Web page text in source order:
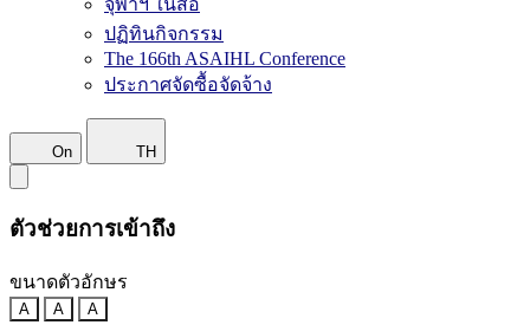
จุฬาฯ ในสื่อ
ปฏิทินกิจกรรม
The 166th ASAIHL Conference
ประกาศจัดซื้อจัดจ้าง
On TH
ตัวช่วยการเข้าถึง
ขนาดตัวอักษร
A A A